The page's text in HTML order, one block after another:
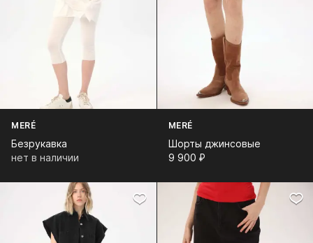
MERÉ
Безрукавка
нет в наличии
MERÉ
Шорты джинсовые
9 900⁠ ⁠₽